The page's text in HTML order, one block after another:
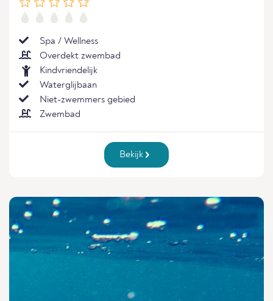
Spa / Wellness
Overdekt zwembad
Kindvriendelijk
Waterglijbaan
Niet-zwemmers gebied
Zwembad
Bekijk